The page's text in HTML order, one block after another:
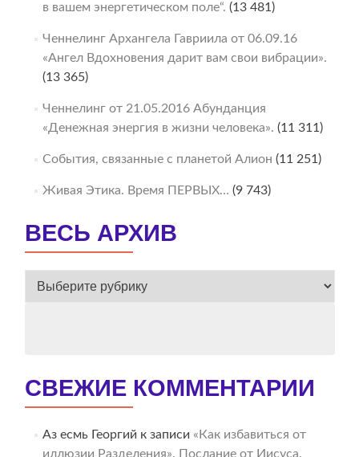
в вашем энергетическом поле“. (13 481)
Ченнелинг Архангела Гавриила от 06.09.16
«Ангел Вдохновения дарит вам свои вибрации».
(13 365)
Ченнелинг от 21.05.2016 Абунданция
«Денежная энергия в жизни человека». (11 311)
События, связанные с планетой Алион (11 251)
Живая Этика. Время ПЕРВЫХ… (9 743)
ВЕСЬ АРХИВ
ВЕСЬ
СВЕЖИЕ КОММЕНТАРИИ
Аз есмь Георгий к записи «Как избавиться от
иллюзии Разделения». Послание от Иисуса.